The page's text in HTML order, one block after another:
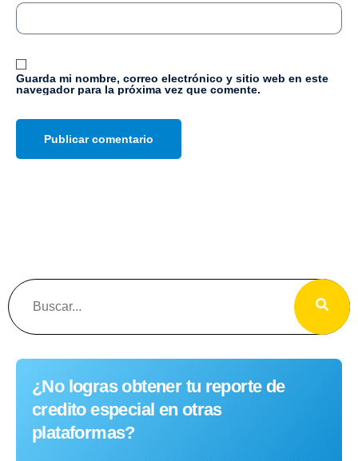
Guarda mi nombre, correo electrónico y sitio web en este
navegador para la próxima vez que comente.
¿No logras obtener tu reporte de
credito especial en otras
plataformas?